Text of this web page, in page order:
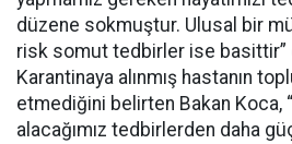
düzene sokmuştur. Ulusal bir
risk somut tedbirler ise basittir”
Karantinaya alınmış hastanın
etmediğini belirten Bakan Koca,
alacağımız tedbirlerden daha